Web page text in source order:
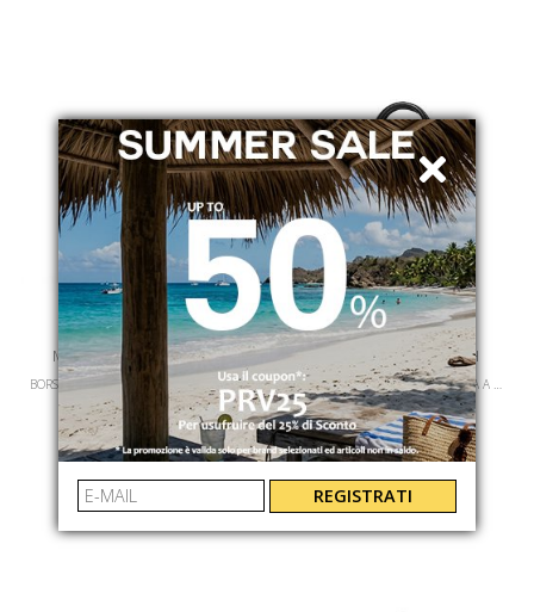
MC2 SAINT BARTH
BORSA DA NEGOZIO MINI BORSA A MANO
SHBM000201506L
€ 289.00
MC2 SAINT BARTH
BORSA DA NEGOZIO MINI BORSA A MANO
SHBM000200003L
€ 289.00
REGISTRATI